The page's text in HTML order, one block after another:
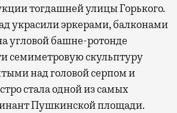
тогдашней улицы Горького.
украсили эркерами, балконами
угловой башне-ротонде
семиметровую скульптуру
над головой серпом и
стала одной из самых
Пушкинской площади.